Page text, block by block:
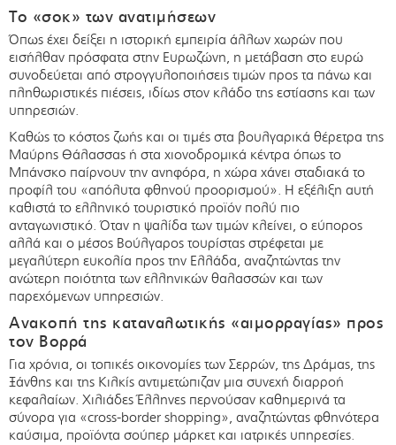
Το «σοκ» των ανατιμήσεων
Όπως έχει δείξει η ιστορική εμπειρία άλλων χωρών που
εισήλθαν πρόσφατα στην Ευρωζώνη, η μετάβαση στο ευρώ
συνοδεύεται από στρογγυλοποιήσεις τιμών προς τα πάνω και
πληθωριστικές πιέσεις, ιδίως στον κλάδο της εστίασης και των
υπηρεσιών.
Καθώς το κόστος ζωής και οι τιμές στα βουλγαρικά θέρετρα της
Μαύρης Θάλασσας ή στα χιονοδρομικά κέντρα όπως το
Μπάνσκο παίρνουν την ανηφόρα, η χώρα χάνει σταδιακά το
προφίλ του «απόλυτα φθηνού προορισμού». Η εξέλιξη αυτή
καθιστά το ελληνικό τουριστικό προϊόν πολύ πιο
ανταγωνιστικό. Όταν η ψαλίδα των τιμών κλείνει, ο εύπορος
αλλά και ο μέσος Βούλγαρος τουρίστας στρέφεται με
μεγαλύτερη ευκολία προς την Ελλάδα, αναζητώντας την
ανώτερη ποιότητα των ελληνικών θαλασσών και των
παρεχόμενων υπηρεσιών.
Ανακοπή της καταναλωτικής «αιμορραγίας» προς
τον Βορρά
Για χρόνια, οι τοπικές οικονομίες των Σερρών, της Δράμας, της
Ξάνθης και της Κιλκίς αντιμετώπιζαν μια συνεχή διαρροή
κεφαλαίων. Χιλιάδες Έλληνες περνούσαν καθημερινά τα
σύνορα για «cross-border shopping», αναζητώντας φθηνότερα
καύσιμα, προϊόντα σούπερ μάρκετ και ιατρικές υπηρεσίες.